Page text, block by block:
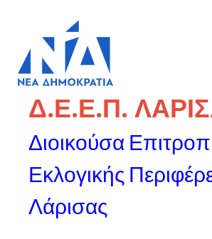
Δ.Ε.Ε.Π.
Διοικούσα
Εκλογικής
Λάρισας